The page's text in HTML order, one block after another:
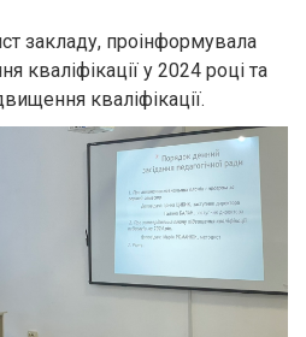
закладу, проінформувала
кваліфікації у 2024 році та
кваліфікації.